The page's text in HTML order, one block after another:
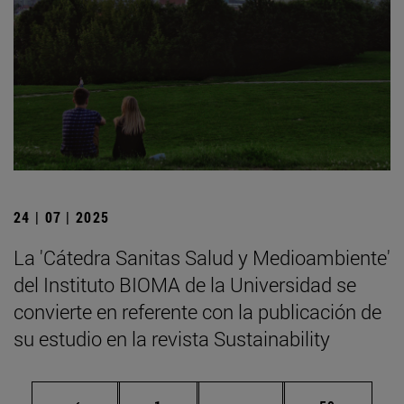
24 | 07 | 2025
La 'Cátedra Sanitas Salud y Medioambiente'
del Instituto BIOMA de la Universidad se
convierte en referente con la publicación de
su estudio en la revista Sustainability